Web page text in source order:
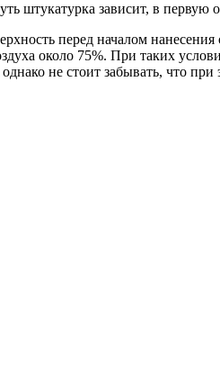
штукатурка зависит, в первую
перед началом
около 75%. При таких
не стоит забывать, что